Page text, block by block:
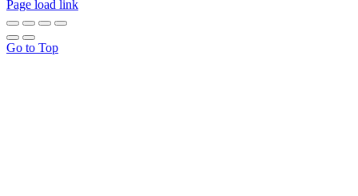
Page load link
Go to Top